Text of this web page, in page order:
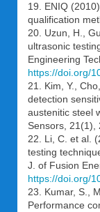
19. ENIQ
qualification
20. Uzun, H.,
ultrasonic
Engineering
https://doi.org/
21. Kim, Y.,
detection
austenitic steel
Sensors, 21(1),
22. Li, C. et al.
testing
J. of Fusion
https://doi.org/
23. Kumar, S.,
Performance